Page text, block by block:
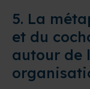
5. La
et du
autour de